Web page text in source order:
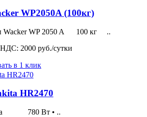
WP2050A (100кг)
Wacker WP 2050 A 100 кг ..
2000 руб./сутки
в 1 клик
HR2470
780 Вт • ..